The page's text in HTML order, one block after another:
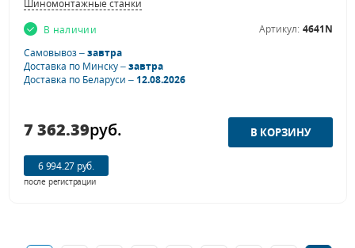
Шиномонтажные станки
В наличии
Артикул: 4641N
Самовывоз –завтра
Доставка по Минску –завтра
Доставка по Беларуси –12.08.2026
7 362.39руб.
6 994.27 руб.
после регистрации